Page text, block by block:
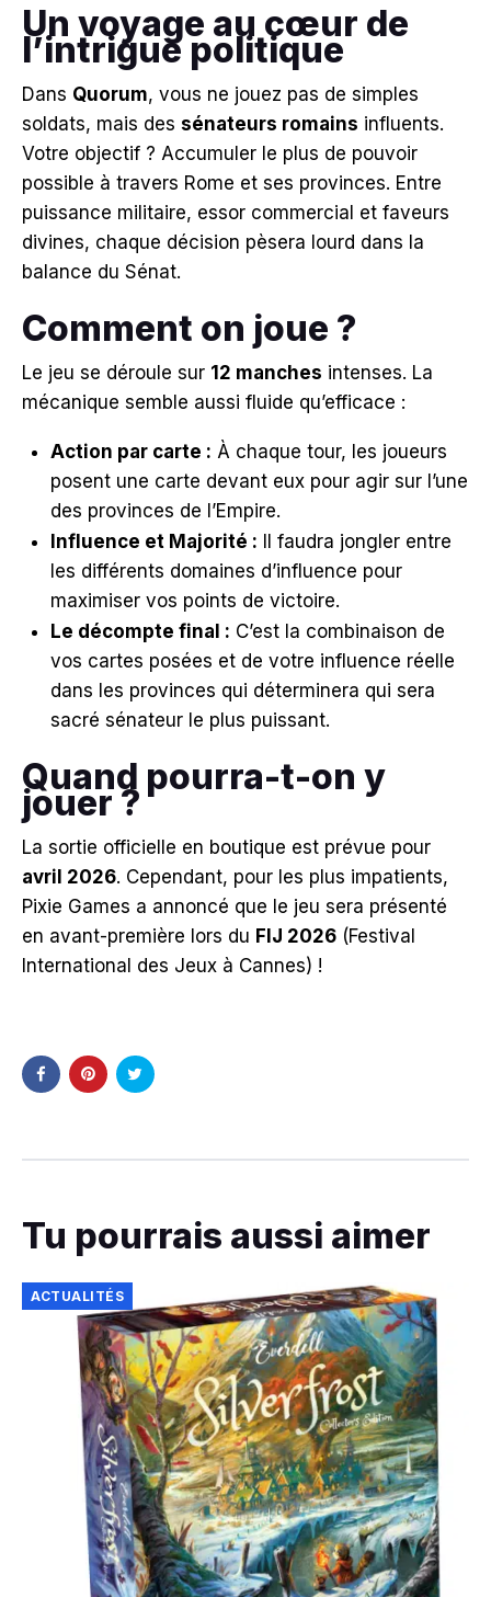
Un voyage au cœur de
l’intrigue politique
Dans Quorum, vous ne jouez pas de simples
soldats, mais des sénateurs romains influents.
Votre objectif ? Accumuler le plus de pouvoir
possible à travers Rome et ses provinces. Entre
puissance militaire, essor commercial et faveurs
divines, chaque décision pèsera lourd dans la
balance du Sénat.
Comment on joue ?
Le jeu se déroule sur 12 manches intenses. La
mécanique semble aussi fluide qu’efficace :
Action par carte : À chaque tour, les joueurs
posent une carte devant eux pour agir sur l’une
des provinces de l’Empire.
Influence et Majorité : Il faudra jongler entre
les différents domaines d’influence pour
maximiser vos points de victoire.
Le décompte final : C’est la combinaison de
vos cartes posées et de votre influence réelle
dans les provinces qui déterminera qui sera
sacré sénateur le plus puissant.
Quand pourra-t-on y
jouer ?
La sortie officielle en boutique est prévue pour
avril 2026. Cependant, pour les plus impatients,
Pixie Games a annoncé que le jeu sera présenté
en avant-première lors du FIJ 2026 (Festival
International des Jeux à Cannes) !
Tu pourrais aussi aimer
ACTUALITÉS